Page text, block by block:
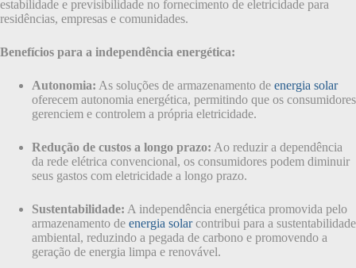
estabilidade e previsibilidade no fornecimento de eletricidade para
residências, empresas e comunidades.
Benefícios para a independência energética:
Autonomia: As soluções de armazenamento de energia solar
oferecem autonomia energética, permitindo que os consumidores
gerenciem e controlem a própria eletricidade.
Redução de custos a longo prazo: Ao reduzir a dependência
da rede elétrica convencional, os consumidores podem diminuir
seus gastos com eletricidade a longo prazo.
Sustentabilidade: A independência energética promovida pelo
armazenamento de energia solarcontribui para a sustentabilidade
ambiental, reduzindo a pegada de carbono e promovendo a
geração de energia limpa e renovável.